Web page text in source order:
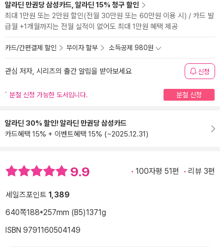
알라딘 만권당 삼성카드, 알라딘 15% 청구 할인
최대 1만원 또는 2만원 할인(전월 30만원 또는 60만원 이용 시) / 카드 발
급월 +1개월까지는 전월 실적이 없어도 최대 1만원 혜택 제공
카드/간편결제 할인 무이자 할부 소득공제 980원
관심 저자, 시리즈의 출간 알림을 받아보세요 신청
분철 신청 가능한 도서입니다. 분철 신청
알라딘 30% 할인! 알라딘 만권당 삼성카드
카드혜택 15% + 이벤트혜택 15% (~2025.12.31)
9.9 100자평 51편 리뷰 3편
세일즈포인트 1,389
640쪽188*257mm (B5)1371g
ISBN 9791160504149